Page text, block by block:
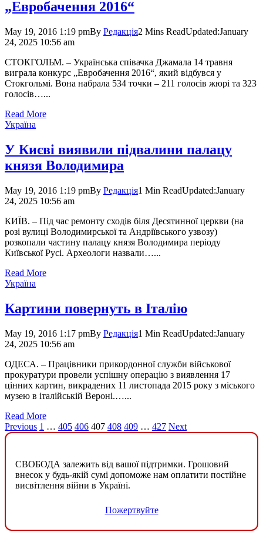
„Евробачення 2016“
May 19, 2016 1:19 pmBy Редакція2 Mins ReadUpdated:January
24, 2025 10:56 am
СТОКГОЛЬМ. – Українська співачка Джамала 14 травня
виграла конкурс „Евробачення 2016“, який відбувся у
Стокгольмі. Вона набрала 534 точки – 211 голосів жюрі та 323
голосів…...
Read More
Україна
У Києві виявили підвалини палацу
князя Володимира
May 19, 2016 1:19 pmBy Редакція1 Min ReadUpdated:January
24, 2025 10:56 am
КИЇВ. – Під час ремонту сходів біля Десятинної церкви (на
розі вулиці Володимирської та Андріївського узвозу)
розкопали частину палацу князя Володимира періоду
Київської Русі. Археологи назвали…...
Read More
Україна
Картини повернуть в Італію
May 19, 2016 1:17 pmBy Редакція1 Min ReadUpdated:January
24, 2025 10:56 am
ОДЕСА. – Працівники прикордонної служби військової
прокуратури провели успішну операцію з виявлення 17
цінних картин, викрадених 11 листопада 2015 року з міського
музею в італійській Вероні.…...
Read More
Previous 1 … 405 406 407 408 409 … 427 Next
СВОБОДА залежить від вашої підтримки. Грошовий
внесок у будь-якій сумі допоможе нам оплатити постійне
висвітлення війни в Україні.
Пожертвуйте